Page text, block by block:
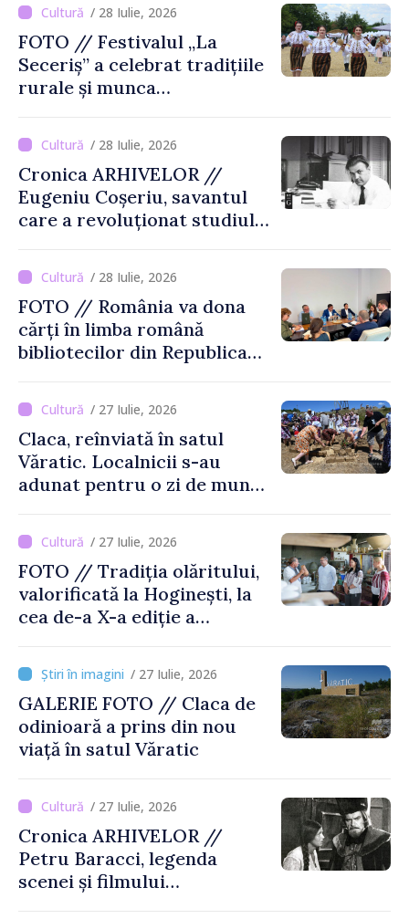
/ 28 Iulie, 2026
FOTO // Festivalul „La
Seceriș” a celebrat tradițiile
rurale și munca
/ 28 Iulie, 2026
Cronica ARHIVELOR //
Eugeniu Coșeriu, savantul
care a revoluționat studiul
/ 28 Iulie, 2026
FOTO // România va dona
cărți în limba română
bibliotecilor din Republica
/ 27 Iulie, 2026
Claca, reînviată în satul
Văratic. Localnicii s-au
adunat pentru o zi de muncă
/ 27 Iulie, 2026
FOTO // Tradiția olăritului,
valorificată la Hoginești, la
cea de-a X-a ediție a
Vasile Gonciari”
/ 27 Iulie, 2026
GALERIE FOTO // Claca de
odinioară a prins din nou
viață în satul Văratic
/ 27 Iulie, 2026
Cronica ARHIVELOR //
Petru Baracci, legenda
scenei și filmului